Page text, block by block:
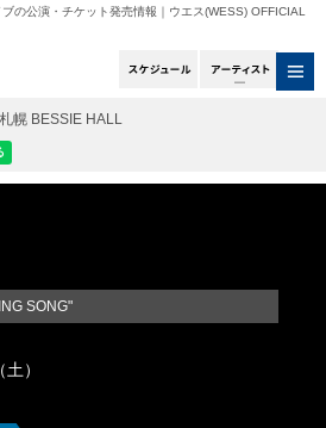
の公演・チケット発売情報｜ウエス(WESS) OFFICIAL
スケジュールアー
幌 BESSIE HALL
SONG"
（土）